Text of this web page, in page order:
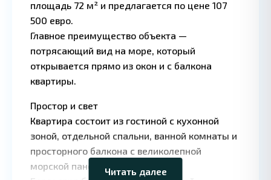
площадь 72 м² и предлагается по цене 107
500 евро.
Главное преимущество объекта —
потрясающий вид на море, который
открывается прямо из окон и с балкона
квартиры.
Простор и свет
Квартира состоит из гостиной с кухонной
зоной, отдельной спальни, ванной комнаты и
просторного балкона с великолепной
морской панорамой.Читать далее
OpenStreetMap